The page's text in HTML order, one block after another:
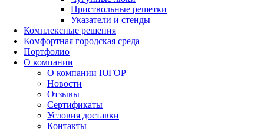
Приствольные решетки
Указатели и стенды
Комплексные решения
Комфортная городская среда
Портфолио
О компании
О компании ЮГОР
Новости
Отзывы
Сертификаты
Условия доставки
Контакты